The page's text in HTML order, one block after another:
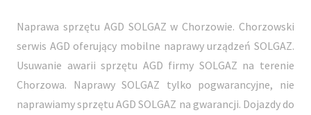
Naprawa sprzętu AGD SOLGAZ w Chorzowie. Chorzowski
serwis AGD oferujący mobilne naprawy urządzeń SOLGAZ.
Usuwanie awarii sprzętu AGD firmy SOLGAZ na terenie
Chorzowa. Naprawy SOLGAZ tylko pogwarancyjne, nie
naprawiamy sprzętu AGD SOLGAZ na gwarancji. Dojazdy do